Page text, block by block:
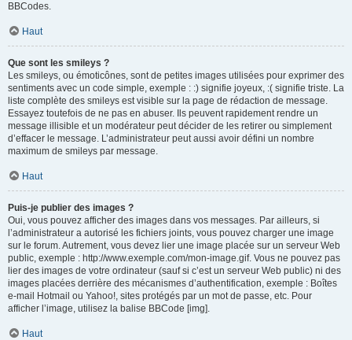
BBCodes.
Haut
Que sont les smileys ?
Les smileys, ou émoticônes, sont de petites images utilisées pour exprimer des
sentiments avec un code simple, exemple : :) signifie joyeux, :( signifie triste. La
liste complète des smileys est visible sur la page de rédaction de message.
Essayez toutefois de ne pas en abuser. Ils peuvent rapidement rendre un
message illisible et un modérateur peut décider de les retirer ou simplement
d’effacer le message. L’administrateur peut aussi avoir défini un nombre
maximum de smileys par message.
Haut
Puis-je publier des images ?
Oui, vous pouvez afficher des images dans vos messages. Par ailleurs, si
l’administrateur a autorisé les fichiers joints, vous pouvez charger une image
sur le forum. Autrement, vous devez lier une image placée sur un serveur Web
public, exemple : http://www.exemple.com/mon-image.gif. Vous ne pouvez pas
lier des images de votre ordinateur (sauf si c’est un serveur Web public) ni des
images placées derrière des mécanismes d’authentification, exemple : Boîtes
e-mail Hotmail ou Yahoo!, sites protégés par un mot de passe, etc. Pour
afficher l’image, utilisez la balise BBCode [img].
Haut